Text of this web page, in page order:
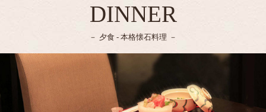
DINNER
夕食 - 本格懐石料理